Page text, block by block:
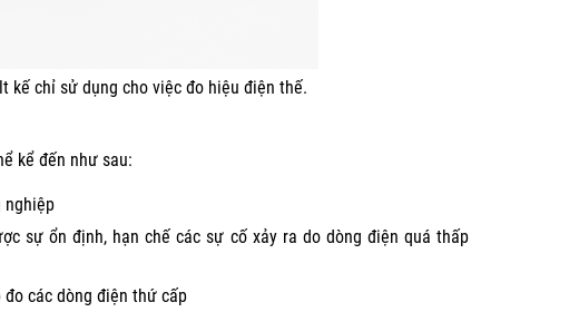
kế chỉ sử dụng cho việc đo hiệu điện thế.
kể đến như sau:
nghiệp
sự ổn định, hạn chế các sự cố xảy ra do dòng điện quá thấp
các dòng điện thứ cấp